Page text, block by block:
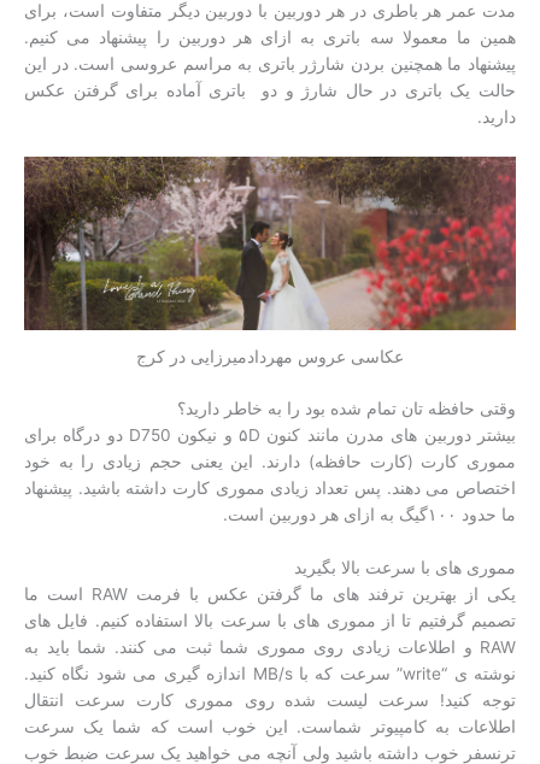
مدت عمر هر باطری در هر دوربین با دوربین دیگر متفاوت است، برای
همین ما معمولا سه باتری به ازای هر دوربین را پیشنهاد می کنیم.
پیشنهاد ما همچنین بردن شارژر باتری به مراسم عروسی است. در این
حالت یک باتری در حال شارژ و دو باتری آماده برای گرفتن عکس
دارید.
عکاسی عروس مهردادمیرزایی در کرج
وقتی حافظه تان تمام شده بود را به خاطر دارید؟
بیشتر دوربین های مدرن مانند کنون ۵D و نیکون D750 دو درگاه برای
مموری کارت (کارت حافظه) دارند. این یعنی حجم زیادی را به خود
اختصاص می دهند. پس تعداد زیادی مموری کارت داشته باشید. پیشنهاد
ما حدود ۱۰۰گیگ به ازای هر دوربین است.
مموری های با سرعت بالا بگیرید
یکی از بهترین ترفند های ما گرفتن عکس با فرمت RAW است ما
تصمیم گرفتیم تا از مموری های با سرعت بالا استفاده کنیم. فایل های
RAW و اطلاعات زیادی روی مموری شما ثبت می کنند. شما باید به
نوشته ی “write” سرعت که با MB/s اندازه گیری می شود نگاه کنید.
توجه کنید! سرعت لیست شده روی مموری کارت سرعت انتقال
اطلاعات به کامپیوتر شماست. این خوب است که شما یک سرعت
ترنسفر خوب داشته باشید ولی آنچه می خواهید یک سرعت ضبط خوب